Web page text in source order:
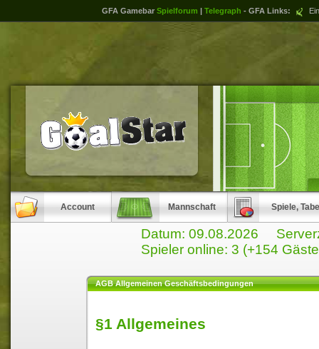
GFA Gamebar Spielforum | Telegraph - GFA Links:
Account Mannschaft Spiele,
Datum: 09.08.2026
Spieler online: 3 (+154
AGB Allgemeinen Geschäftsbedingungen
§1 Allgemeines